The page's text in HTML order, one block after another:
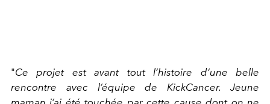
"Ce projet est avant tout l’histoire d’une belle
rencontre avec l’équipe de KickCancer. Jeune